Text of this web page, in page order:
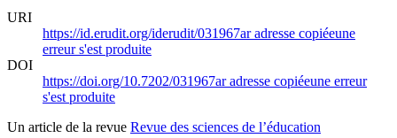
URI
https://id.erudit.org/iderudit/031967aradresse copiéeune
erreur s'est produite
DOI
https://doi.org/10.7202/031967aradresse copiéeune erreur
s'est produite
Un article de la revue Revue des sciences de l’éducation